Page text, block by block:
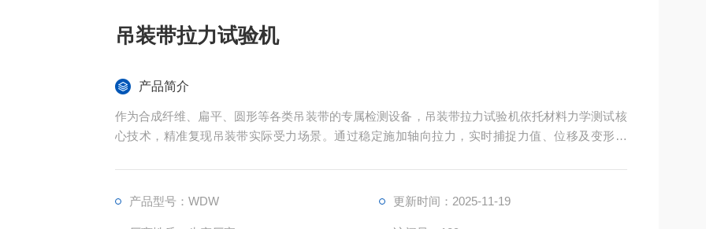
吊装带拉力试验机
产品简介
作为合成纤维、扁平、圆形等各类吊装带的专属检测设备，吊装带拉力试验机依托材料力学测试核
心技术，精准复现吊装带实际受力场景。通过稳定施加轴向拉力，实时捕捉力值、位移及变形数
产品型号：WDW
更新时间：2025-11-19